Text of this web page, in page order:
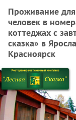
Проживание
человек в
коттеджах с
сказка» в
Красноярск